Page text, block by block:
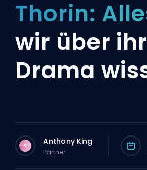
Thorin:
wir über ihr
Drama
A Anthony King
Partner